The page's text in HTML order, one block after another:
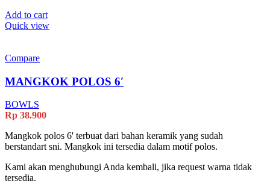
Add to cart
Quick view
Compare
MANGKOK POLOS 6′
BOWLS
Rp 38.900
Mangkok polos 6' terbuat dari bahan keramik yang sudah
berstandart sni. Mangkok ini tersedia dalam motif polos.
Kami akan menghubungi Anda kembali, jika request warna tidak
tersedia.